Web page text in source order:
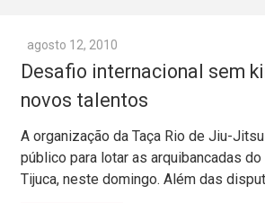
agosto 12, 2010
Desafio internacional sem
novos talentos
A organização da Taça Rio de Jiu-
público para lotar as arquibancadas do
Tijuca, neste domingo. Além das